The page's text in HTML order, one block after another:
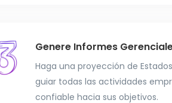
Genere Informes
Haga una proyección de
guiar todas las actividades
confiable hacia sus objetivos.